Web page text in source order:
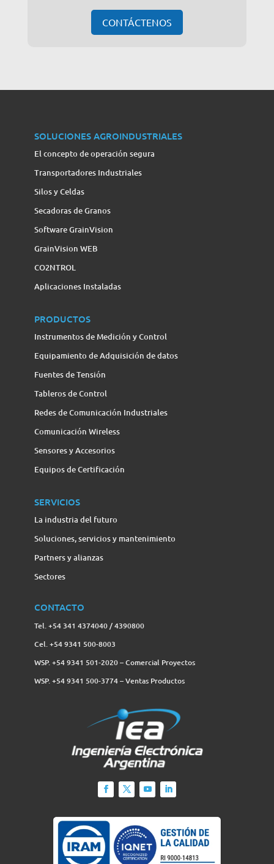
CONTÁCTENOS
SOLUCIONES AGROINDUSTRIALES
El concepto de operación segura
Transportadores Industriales
Silos y Celdas
Secadoras de Granos
Software GrainVision
GrainVision WEB
CO2NTROL
Aplicaciones Instaladas
PRODUCTOS
Instrumentos de Medición y Control
Equipamiento de Adquisición de datos
Fuentes de Tensión
Tableros de Control
Redes de Comunicación Industriales
Comunicación Wireless
Sensores y Accesorios
Equipos de Certificación
SERVICIOS
La industria del futuro
Soluciones, servicios y mantenimiento
Partners y alianzas
Sectores
CONTACTO
Tel. +54 341 4374040 / 4390800
Cel. +54 9341 500-8003
WSP. +54 9341 501-2020 – Comercial Proyectos
WSP. +54 9341 500-3774‬ – Ventas Productos